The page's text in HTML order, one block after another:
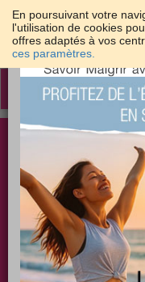
En poursuivant votre
l'utilisation de cookies
offres adaptés à vos
ces paramètres.
Toggle
Les meilleures
PLUS